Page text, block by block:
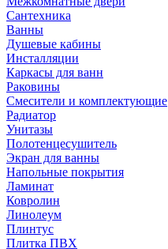
Сантехника
Ванны
Душевые кабины
Инсталляции
Каркасы для ванн
Раковины
Смесители и комплектующие
Радиатор
Унитазы
Полотенцесушитель
Экран для ванны
Напольные покрытия
Ламинат
Ковролин
Линолеум
Плинтус
Плитка ПВХ